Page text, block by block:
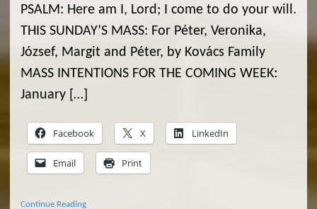
PSALM: Here am I, Lord; I come to do your will.
THIS SUNDAY’S MASS: For Péter, Veronika,
József, Margit and Péter, by Kovács Family
MASS INTENTIONS FOR THE COMING WEEK:
January […]
Facebook X LinkedIn
Email Print
Continue Reading